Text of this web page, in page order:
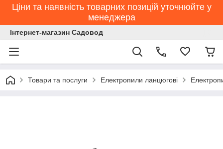
Ціни та наявність товарних позицій уточнюйте у
менеджера
Інтернет-магазин Садовод
Товари та послуги Електропили ланцюгові